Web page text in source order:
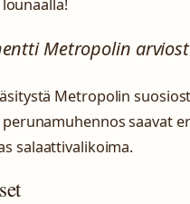
Metropolin
Metropolin
saavat
salaattivalikoima.